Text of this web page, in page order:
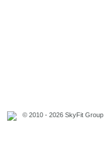
© 2010 - 2026 SkyFit Group